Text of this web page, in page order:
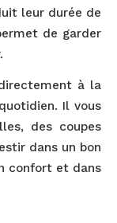
leur durée de
de garder
à la
Il vous
des coupes
dans un bon
confort et dans